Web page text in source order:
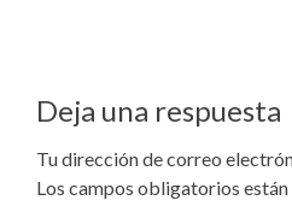
Deja una respuesta
Tu dirección de correo
Los campos obligatorios